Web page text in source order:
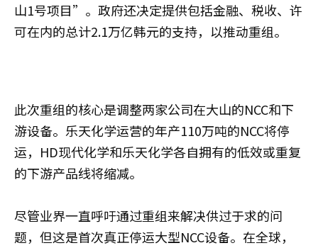
山1号项目”。政府还决定提供包括金融、税收、许
可在内的总计2.1万亿韩元的支持，以推动重组。
此次重组的核心是调整两家公司在大山的NCC和下
游设备。乐天化学运营的年产110万吨的NCC将停
运，HD现代化学和乐天化学各自拥有的低效或重复
的下游产品线将缩减。
尽管业界一直呼吁通过重组来解决供过于求的问
题，但这是首次真正停运大型NCC设备。在全球，